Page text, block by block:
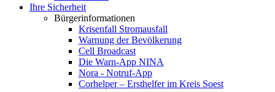
Ihre Sicherheit
Bürgerinformationen
Krisenfall Stromausfall
Warnung der Bevölkerung
Cell Broadcast
Die Warn-App NINA
Nora - Notruf-App
Corhelper – Ersthelfer im Kreis Soest